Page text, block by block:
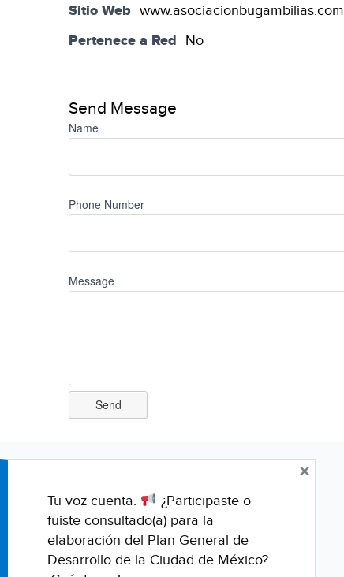
Sitio Web www.asociacionbugambilias.com
Pertenece a Red No
Send Message
Name
Phone Number
Message
Tu voz cuenta.
¿Participaste o
fuiste consultado(a) para la
elaboración del Plan General de
Desarrollo de la Ciudad de México?
×